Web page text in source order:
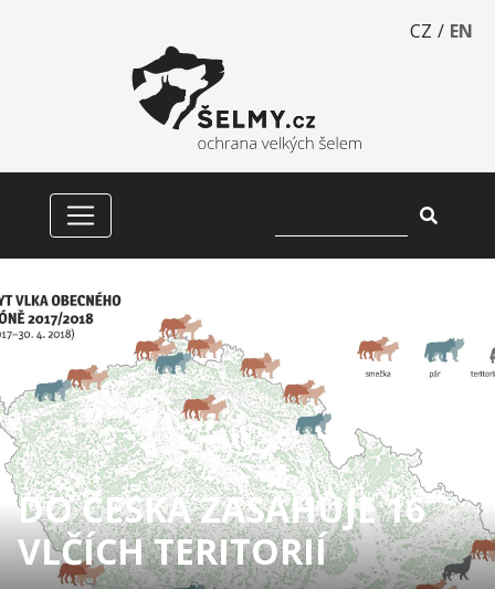
CZ / EN
DO ČESKA ZASAHUJE 16
VLČÍCH TERITORIÍ